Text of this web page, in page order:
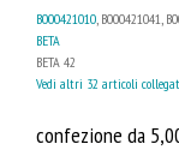
B000421010 , B000421041,
BETA
BETA 42
Vedi altri 32 articoli
confezione da